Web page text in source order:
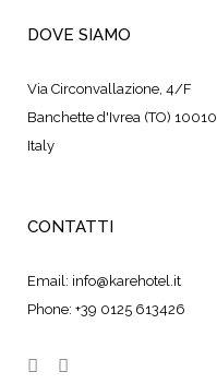
DOVE SIAMO
Via Circonvallazione, 4/F
Banchette d'Ivrea (TO) 10010
Italy
CONTATTI
Email: info@karehotel.it
Phone: +39 0125 613426